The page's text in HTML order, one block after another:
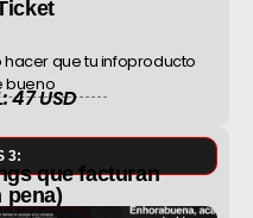
que tu infoproducto
bueno
47 USD
3:
que facturan
pena)